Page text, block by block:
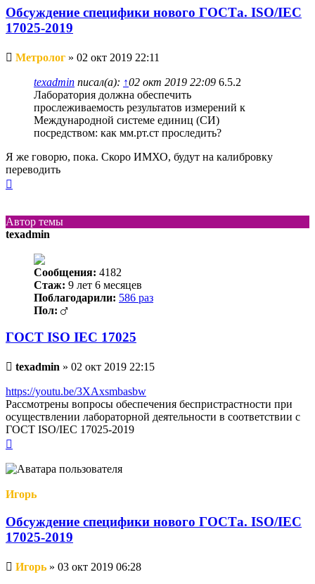
Обсуждение специфики нового ГОСТа. ISO/IEC
17025-2019
Непрочитанное
сообщение
Метролог » 02 окт 2019 22:11
texadmin писал(а): ↑02 окт 2019 22:09 6.5.2
Лаборатория должна обеспечить
прослеживаемость результатов измерений к
Международной системе единиц (СИ)
посредством: как мм.рт.ст проследить?
Я же говорю, пока. Скоро ИМХО, будут на калибровку
переводить
Автор темы
texadmin
Сообщения: 4182
Стаж: 9 лет 6 месяцев
Поблагодарили: 586 раз
Пол:
ГОСТ ISO IEC 17025
Непрочитанное
texadmin » 02 окт 2019 22:15
https://youtu.be/3XAxsmbasbw
Рассмотрены вопросы обеспечения беспристрастности при
осуществлении лабораторной деятельности в соответствии с
ГОСТ ISO/IEC 17025-2019
началу
Игорь
Обсуждение специфики нового ГОСТа. ISO/IEC
17025-2019
Непрочитанное
сообщение
Игорь » 03 окт 2019 06:28